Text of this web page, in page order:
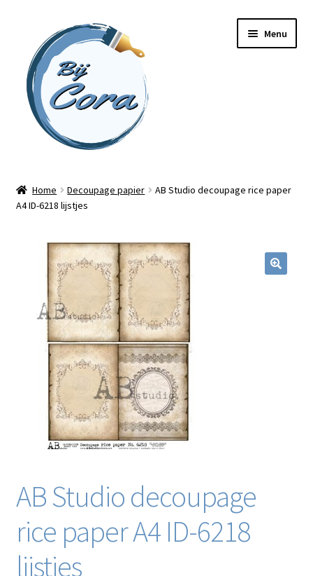
naar
navigatie
inhoud
Menu
Workshops
Online cursussen
Blog / DIY / Tutorials
Over mij
Contact
Home Decoupage papier
AB Studio decoupage rice paper
A4 ID-6218 lijstjes
AB Studio decoupage
rice paper A4 ID-6218
lijstjes